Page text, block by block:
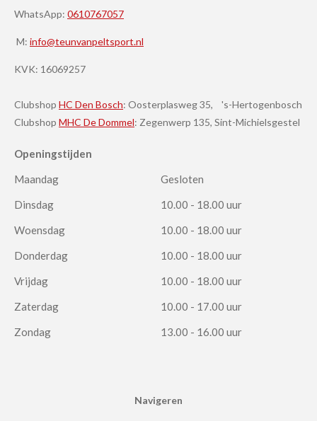
WhatsApp: 0610767057
M: info@teunvanpeltsport.nl
KVK: 16069257
Clubshop HC Den Bosch: Oosterplasweg 35, 's-Hertogenbosch
Clubshop MHC De Dommel: Zegenwerp 135, Sint-Michielsgestel
Openingstijden
Maandag
Gesloten
Dinsdag
10.00 - 18.00 uur
Woensdag
10.00 - 18.00 uur
Donderdag
10.00 - 18.00 uur
Vrijdag
10.00 - 18.00 uur
Zaterdag
10.00 - 17.00 uur
Zondag
13.00 - 16.00 uur
Navigeren